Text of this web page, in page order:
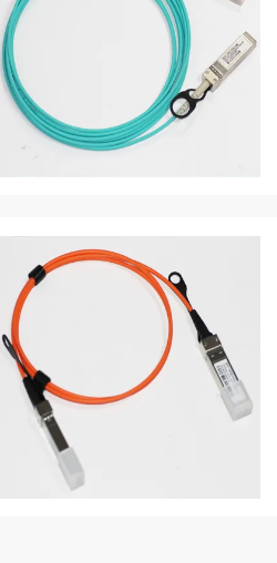
Tracy Lucy
나는 중대한 작동하다 이 접합기를 찾아내
기쁩니다. 다만 나의 새로운 섬유를 적합하
위하여 나가 필요로 한지 무엇을.